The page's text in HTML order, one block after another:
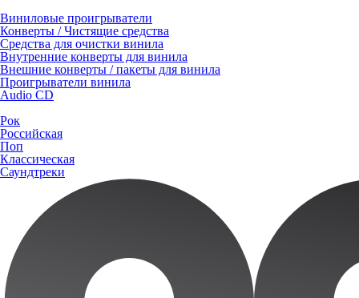
Виниловые проигрыватели
Конверты / Чистящие средства
Средства для очистки винила
Внутренние конверты для винила
Внешние конверты / пакеты для винила
Проигрыватели винила
Audio CD
Рок
Российская
Поп
Классическая
Саундтреки